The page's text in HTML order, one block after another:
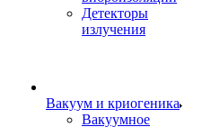
Детекторы
излучения
Вакуум и криогеника
Вакуумное